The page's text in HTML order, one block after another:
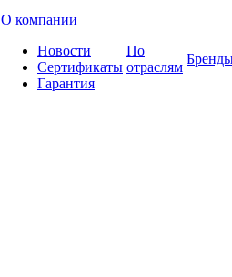
О компании
Новости
Сертификаты
Гарантия
По
отраслям